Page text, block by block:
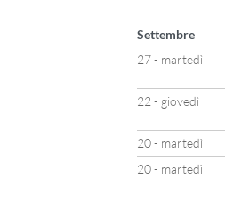
Settembre
27 - martedì
22 - giovedì
20 - martedì
20 - martedì